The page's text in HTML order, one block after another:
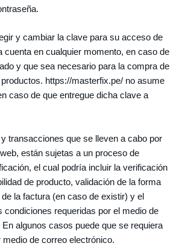
y cambiar la clave para su acceso de
cuenta en cualquier momento, en caso de
y que sea necesario para la compra de
https://masterfix.pe/ no asume
caso de que entregue dicha clave a
transacciones que se lleven a cabo por
están sujetas a un proceso de
el cual podría incluir la verificación
de producto, validación de la forma
la factura (en caso de existir) y el
condiciones requeridas por el medio de
algunos casos puede que se requiera
de correo electrónico.